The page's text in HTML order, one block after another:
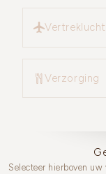
Verzorging
Selecteer hierboven